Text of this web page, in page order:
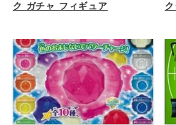
ク ガチャ フィギュア